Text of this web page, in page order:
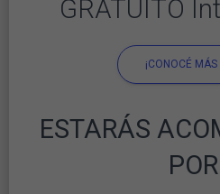
GRATUITO
¡CONOCÉ
ESTARÁS